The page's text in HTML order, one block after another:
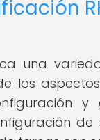
una
los
y
de